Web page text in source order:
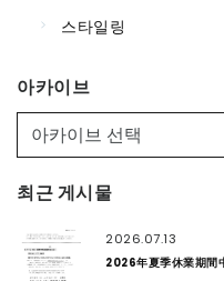
스타일링
아카이브
최근 게시물
2026.07.13
2026年夏季休業期間